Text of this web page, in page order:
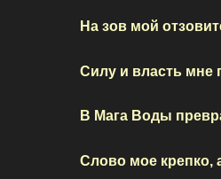
На зов мой
Силу и власть мне
В Мага Воды
Слово мое крепко,